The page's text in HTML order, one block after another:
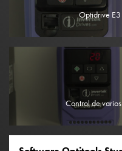
Optidrive E3
Control de